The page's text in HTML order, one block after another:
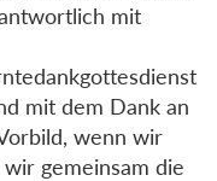
mit
mit dem Dank an
wenn wir
gemeinsam die